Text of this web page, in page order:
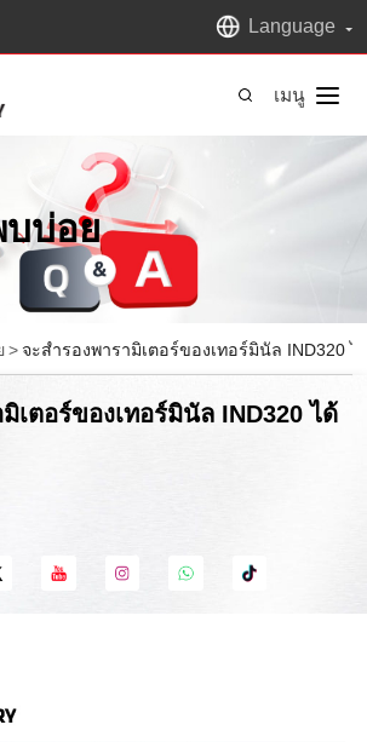
Language
เมนู
บ่อย
> จะสํารองพารามิเตอร์ของเทอร์มินัล IND320 ไ
เตอร์ของเทอร์มินัล IND320 ได้